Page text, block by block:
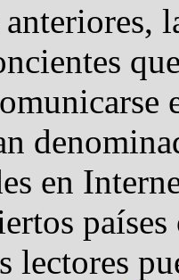
anteriores,
en
lectores